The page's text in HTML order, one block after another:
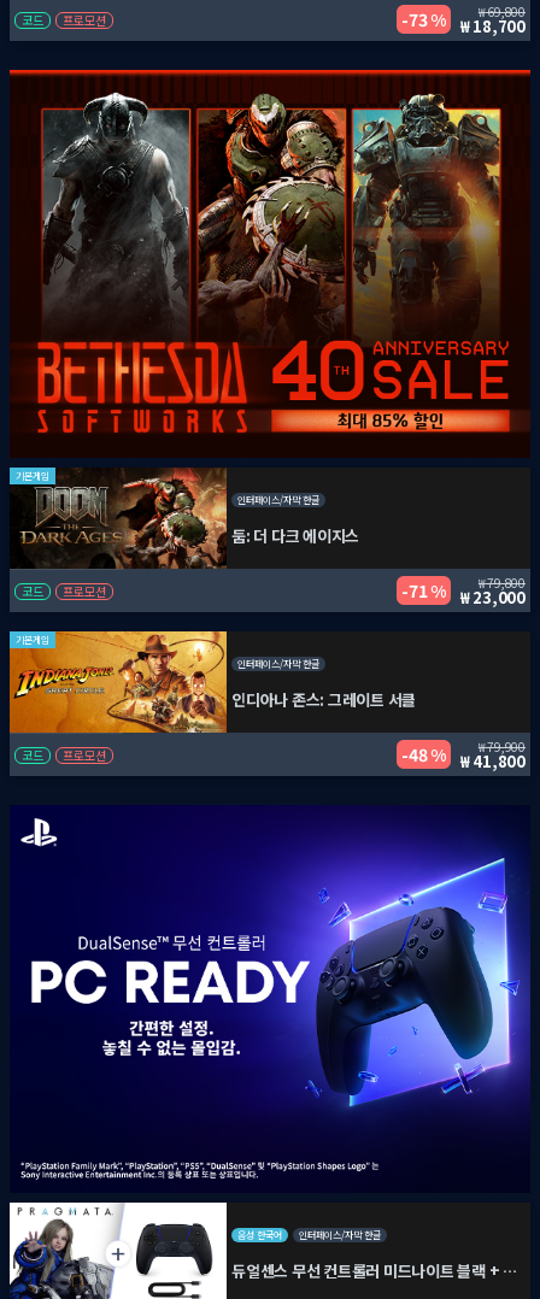
코드 프로모션 73 % 69,800
18,700
기본게임
인터페이스/자막 한글
둠: 더 다크 에이지스
코드 프로모션 71 % 79,800
23,000
기본게임
인터페이스/자막 한글
인디아나 존스: 그레이트 서클
코드 프로모션 48 % 79,900
41,800
음성 한국어 인터페이스/자막 한글
듀얼센스 무선 컨트롤러 미드나이트 블랙 + PC용 USB 케이블 + 프래그마타